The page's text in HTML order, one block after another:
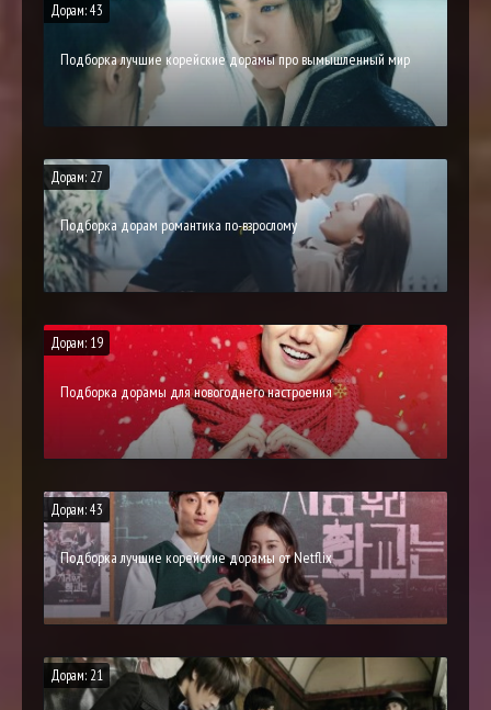
Дорам: 43
Подборка лучшие корейские дорамы про вымышленный мир
Дорам: 27
Подборка дорам романтика по-взрослому
Дорам: 19
Подборка дорамы для новогоднего настроения
Дорам: 43
Подборка лучшие корейские дорамы от Netflix
Дорам: 21